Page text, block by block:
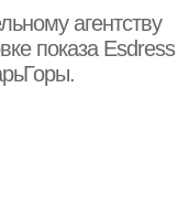
агентству
показа Esdress